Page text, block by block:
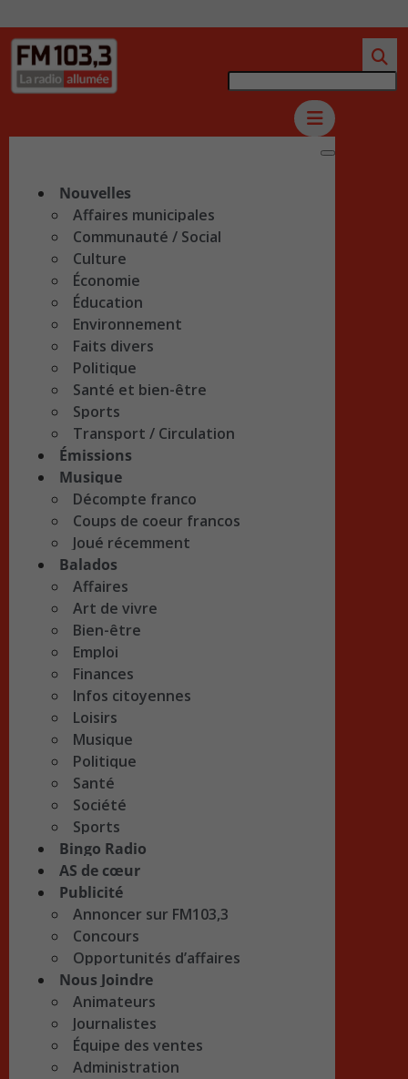
Nouvelles
Affaires municipales
Communauté / Social
Culture
Économie
Éducation
Environnement
Faits divers
Politique
Santé et bien-être
Sports
Transport / Circulation
Émissions
Musique
Décompte franco
Coups de coeur francos
Joué récemment
Balados
Affaires
Art de vivre
Bien-être
Emploi
Finances
Infos citoyennes
Loisirs
Musique
Politique
Santé
Société
Sports
Bingo Radio
AS de cœur
Publicité
Annoncer sur FM103,3
Concours
Opportunités d’affaires
Nous Joindre
Animateurs
Journalistes
Équipe des ventes
Administration